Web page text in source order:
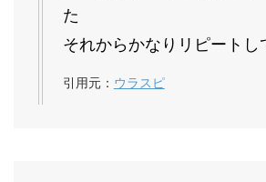
た
それからかなりリピートし
引用元： ウラスピ